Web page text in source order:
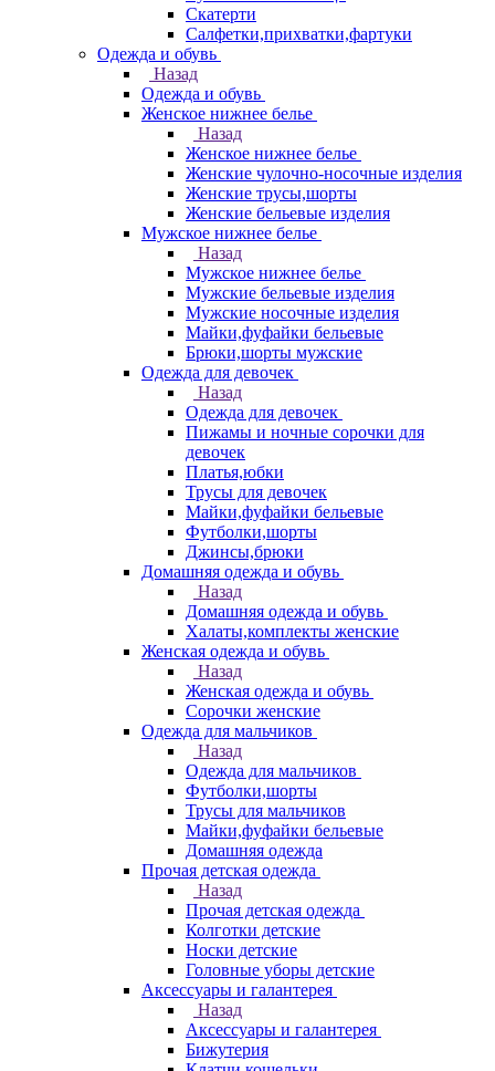
Скатерти
Салфетки,прихватки,фартуки
Одежда и обувь
Назад
Одежда и обувь
Женское нижнее белье
Назад
Женское нижнее белье
Женские чулочно-носочные изделия
Женские трусы,шорты
Женские бельевые изделия
Мужское нижнее белье
Назад
Мужское нижнее белье
Мужские бельевые изделия
Мужские носочные изделия
Майки,фуфайки бельевые
Брюки,шорты мужские
Одежда для девочек
Назад
Одежда для девочек
Пижамы и ночные сорочки для
девочек
Платья,юбки
Трусы для девочек
Майки,фуфайки бельевые
Футболки,шорты
Джинсы,брюки
Домашняя одежда и обувь
Назад
Домашняя одежда и обувь
Халаты,комплекты женские
Женская одежда и обувь
Назад
Женская одежда и обувь
Сорочки женские
Одежда для мальчиков
Назад
Одежда для мальчиков
Футболки,шорты
Трусы для мальчиков
Майки,фуфайки бельевые
Домашняя одежда
Прочая детская одежда
Назад
Прочая детская одежда
Колготки детские
Носки детские
Головные уборы детские
Аксессуары и галантерея
Назад
Аксессуары и галантерея
Бижутерия